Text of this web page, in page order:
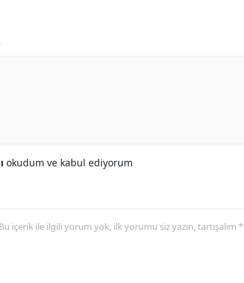
okudum ve kabul ediyorum
içerik ile ilgili yorum yok, ilk yorumu siz yazın, tartışalım *